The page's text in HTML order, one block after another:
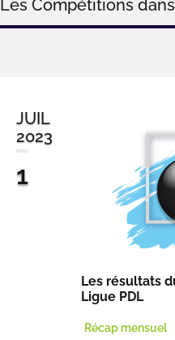
Les Compétitions dans
JUIL
2023
1
Les résultats
Ligue PDL
Récap mensuel